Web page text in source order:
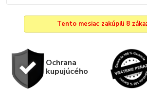
Tento mesiac zakúpili 8
Ochrana
kupujúcého